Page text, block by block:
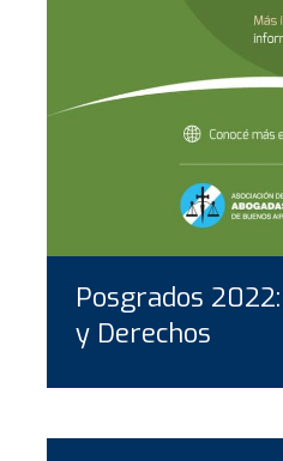
Posgrados
y Derechos